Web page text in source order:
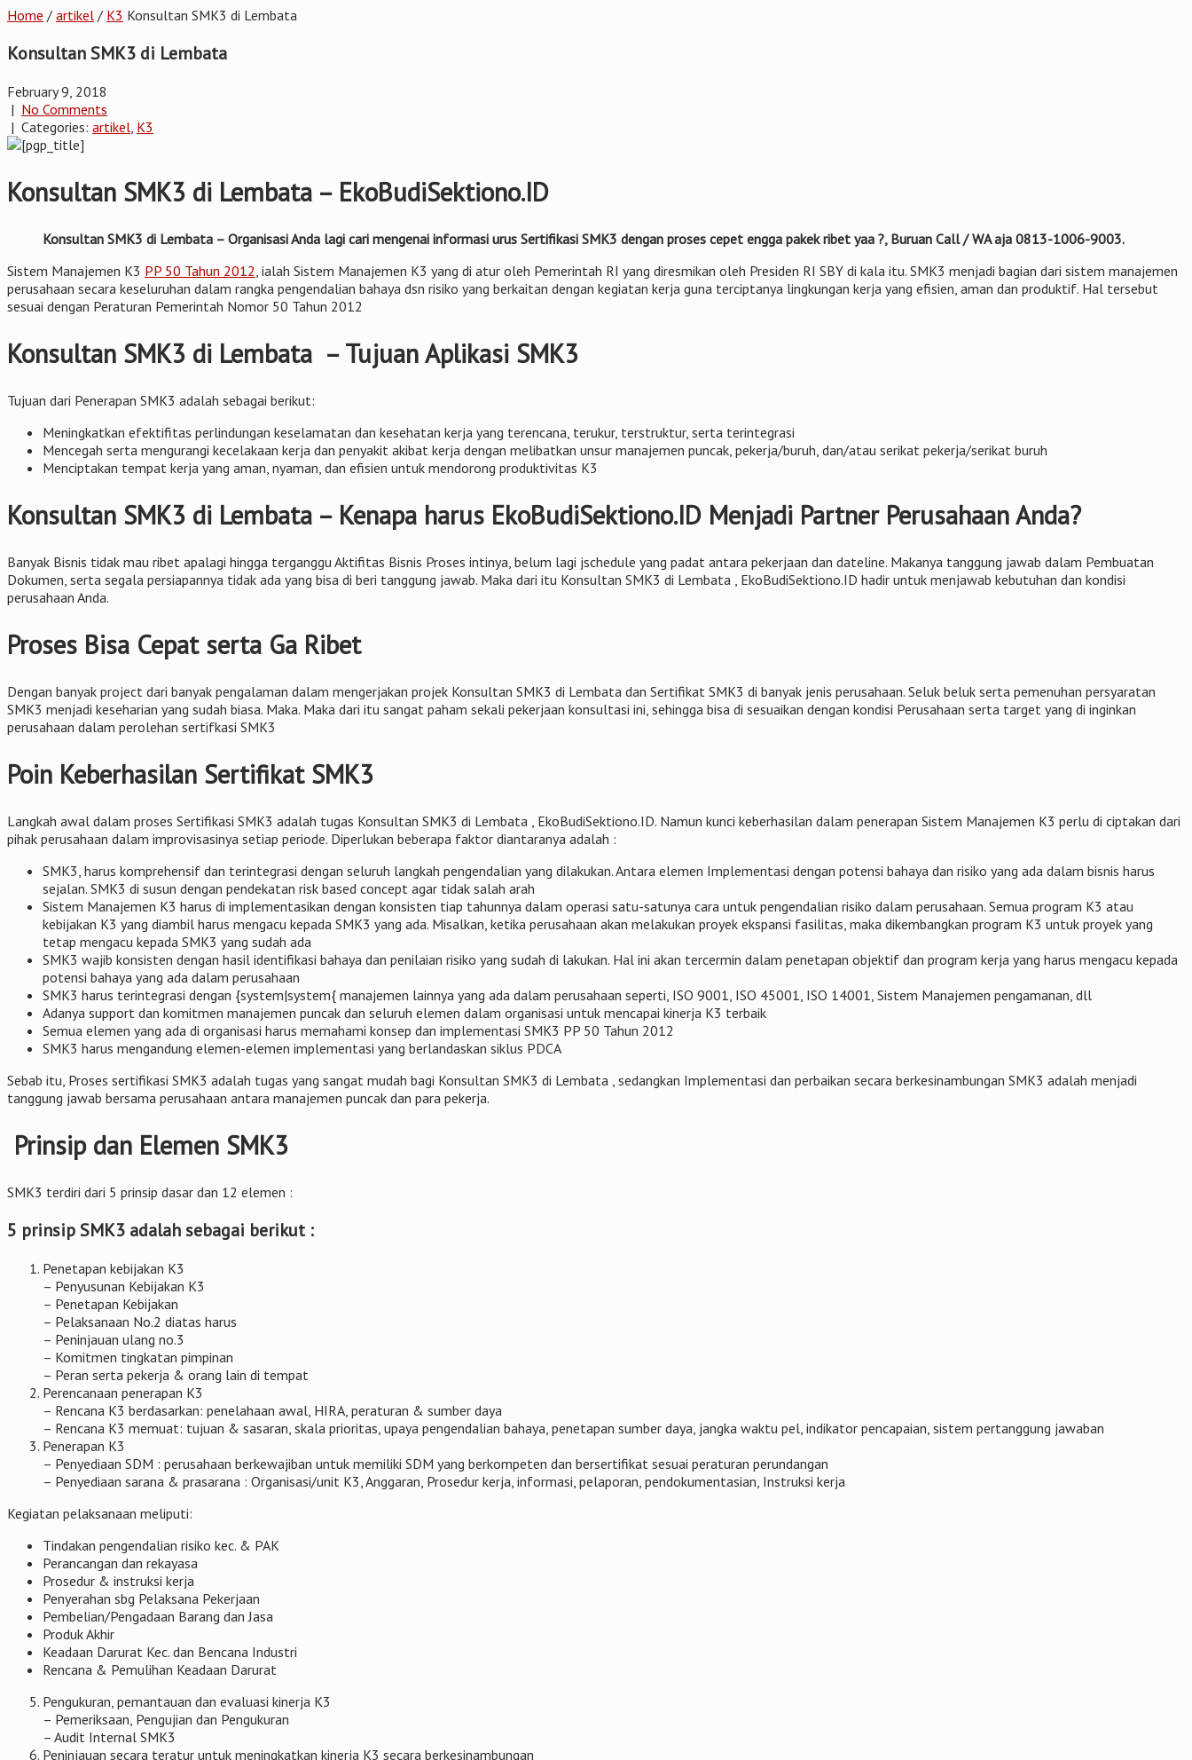
Home / artikel / K3 Konsultan SMK3 di Lembata
Konsultan SMK3 di Lembata
February 9, 2018
| No Comments
| Categories: artikel K3
Konsultan SMK3 di Lembata – EkoBudiSektiono.ID
Konsultan SMK3 di Lembata – Organisasi Anda lagi cari mengenai informasi urus Sertifikasi SMK3 dengan proses cepet engga pakek ribet yaa ?, Buruan Call / WA aja 0813-1006-9003.
Sistem Manajemen K3 PP 50 Tahun 2012 , ialah Sistem Manajemen K3 yang di atur oleh Pemerintah RI yang diresmikan oleh Presiden RI SBY di kala itu. SMK3 menjadi bagian dari sistem manajemen
perusahaan secara keseluruhan dalam rangka pengendalian bahaya dsn risiko yang berkaitan dengan kegiatan kerja guna terciptanya lingkungan kerja yang efisien, aman dan produktif. Hal tersebut
sesuai dengan Peraturan Pemerintah Nomor 50 Tahun 2012
Konsultan SMK3 di Lembata – Tujuan Aplikasi SMK3
Tujuan dari Penerapan SMK3 adalah sebagai berikut:
Meningkatkan efektifitas perlindungan keselamatan dan kesehatan kerja yang terencana, terukur, terstruktur, serta terintegrasi
Mencegah serta mengurangi kecelakaan kerja dan penyakit akibat kerja dengan melibatkan unsur manajemen puncak, pekerja/buruh, dan/atau serikat pekerja/serikat buruh
Menciptakan tempat kerja yang aman, nyaman, dan efisien untuk mendorong produktivitas K3
Konsultan SMK3 di Lembata – Kenapa harus EkoBudiSektiono.ID Menjadi Partner Perusahaan Anda?
Banyak Bisnis tidak mau ribet apalagi hingga terganggu Aktifitas Bisnis Proses intinya, belum lagi jschedule yang padat antara pekerjaan dan dateline. Makanya tanggung jawab dalam Pembuatan
Dokumen, serta segala persiapannya tidak ada yang bisa di beri tanggung jawab. Maka dari itu Konsultan SMK3 di Lembata , EkoBudiSektiono.ID hadir untuk menjawab kebutuhan dan kondisi
perusahaan Anda.
Proses Bisa Cepat serta Ga Ribet
Dengan banyak project dari banyak pengalaman dalam mengerjakan projek Konsultan SMK3 di Lembata dan Sertifikat SMK3 di banyak jenis perusahaan. Seluk beluk serta pemenuhan persyaratan
SMK3 menjadi keseharian yang sudah biasa. Maka. Maka dari itu sangat paham sekali pekerjaan konsultasi ini, sehingga bisa di sesuaikan dengan kondisi Perusahaan serta target yang di inginkan
perusahaan dalam perolehan sertifkasi SMK3
Poin Keberhasilan Sertifikat SMK3
Langkah awal dalam proses Sertifikasi SMK3 adalah tugas Konsultan SMK3 di Lembata , EkoBudiSektiono.ID. Namun kunci keberhasilan dalam penerapan Sistem Manajemen K3 perlu di ciptakan dari
pihak perusahaan dalam improvisasinya setiap periode. Diperlukan beberapa faktor diantaranya adalah :
SMK3, harus komprehensif dan terintegrasi dengan seluruh langkah pengendalian yang dilakukan. Antara elemen Implementasi dengan potensi bahaya dan risiko yang ada dalam bisnis harus
sejalan. SMK3 di susun dengan pendekatan risk based concept agar tidak salah arah
Sistem Manajemen K3 harus di implementasikan dengan konsisten tiap tahunnya dalam operasi satu-satunya cara untuk pengendalian risiko dalam perusahaan. Semua program K3 atau
kebijakan K3 yang diambil harus mengacu kepada SMK3 yang ada. Misalkan, ketika perusahaan akan melakukan proyek ekspansi fasilitas, maka dikembangkan program K3 untuk proyek yang
tetap mengacu kepada SMK3 yang sudah ada
SMK3 wajib konsisten dengan hasil identifikasi bahaya dan penilaian risiko yang sudah di lakukan. Hal ini akan tercermin dalam penetapan objektif dan program kerja yang harus mengacu kepada
potensi bahaya yang ada dalam perusahaan
SMK3 harus terintegrasi dengan {system|system{ manajemen lainnya yang ada dalam perusahaan seperti, ISO 9001, ISO 45001, ISO 14001, Sistem Manajemen pengamanan, dll
Adanya support dan komitmen manajemen puncak dan seluruh elemen dalam organisasi untuk mencapai kinerja K3 terbaik
Semua elemen yang ada di organisasi harus memahami konsep dan implementasi SMK3 PP 50 Tahun 2012
SMK3 harus mengandung elemen-elemen implementasi yang berlandaskan siklus PDCA
Sebab itu, Proses sertifikasi SMK3 adalah tugas yang sangat mudah bagi Konsultan SMK3 di Lembata , sedangkan Implementasi dan perbaikan secara berkesinambungan SMK3 adalah menjadi
tanggung jawab bersama perusahaan antara manajemen puncak dan para pekerja.
Prinsip dan Elemen SMK3
SMK3 terdiri dari 5 prinsip dasar dan 12 elemen :
5 prinsip SMK3 adalah sebagai berikut :
Penetapan kebijakan K3
– Penyusunan Kebijakan K3
– Penetapan Kebijakan
– Pelaksanaan No.2 diatas harus
– Peninjauan ulang no.3
– Komitmen tingkatan pimpinan
– Peran serta pekerja & orang lain di tempat
Perencanaan penerapan K3
– Rencana K3 berdasarkan: penelahaan awal, HIRA, peraturan & sumber daya
– Rencana K3 memuat: tujuan & sasaran, skala prioritas, upaya pengendalian bahaya, penetapan sumber daya, jangka waktu pel, indikator pencapaian, sistem pertanggung jawaban
Penerapan K3
– Penyediaan SDM : perusahaan berkewajiban untuk memiliki SDM yang berkompeten dan bersertifikat sesuai peraturan perundangan
– Penyediaan sarana & prasarana : Organisasi/unit K3, Anggaran, Prosedur kerja, informasi, pelaporan, pendokumentasian, Instruksi kerja
Kegiatan pelaksanaan meliputi:
Tindakan pengendalian risiko kec. & PAK
Perancangan dan rekayasa
Prosedur & instruksi kerja
Penyerahan sbg Pelaksana Pekerjaan
Pembelian/Pengadaan Barang dan Jasa
Produk Akhir
Keadaan Darurat Kec. dan Bencana Industri
Rencana & Pemulihan Keadaan Darurat
Pengukuran, pemantauan dan evaluasi kinerja K3
– Pemeriksaan, Pengujian dan Pengukuran
– Audit Internal SMK3
Peninjauan secara teratur untuk meningkatkan kinerja K3 secara berkesinambungan